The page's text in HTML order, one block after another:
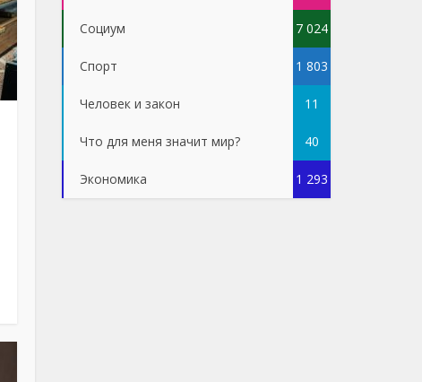
Социум 7 024
Спорт 1 803
Человек и закон 11
Что для меня значит мир? 40
Экономика 1 293